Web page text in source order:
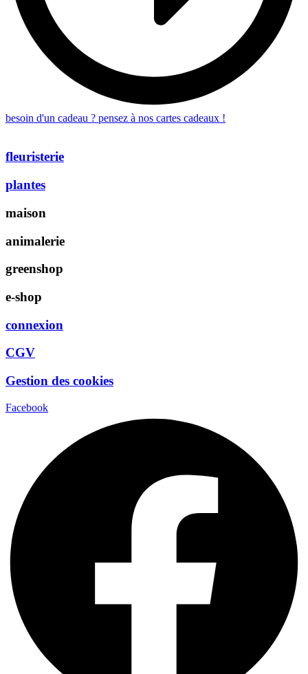
besoin d'un cadeau ? pensez à nos cartes cadeaux !
fleuristerie
plantes
maison
animalerie
greenshop
e-shop
connexion
CGV
Gestion des cookies
Facebook